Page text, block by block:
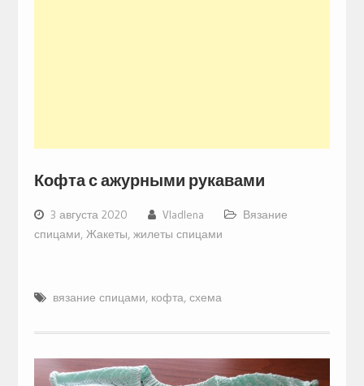
Кофта с ажурными рукавами
3 августа 2020 Vladlena
Вязание
спицами, Жакеты, жилеты спицами
вязание спицами, кофта, схема